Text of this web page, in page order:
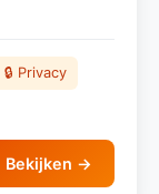
🔒 Privacy
Bekijken →